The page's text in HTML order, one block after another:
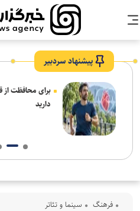
پیشنهاد سردبیر
برای محافظت از
دارید
فرهنگ‌ سینما و تئاتر